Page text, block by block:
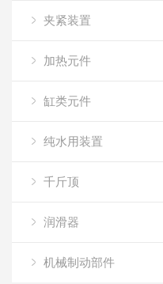
夹紧装置
加热元件
缸类元件
纯水用装置
千斤顶
润滑器
机械制动部件